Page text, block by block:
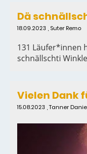
Dä
18.09.2023 , Suter Remo
131 Läufer*innen
schnällschti
Vielen Dank
15.08.2023 , Tanner